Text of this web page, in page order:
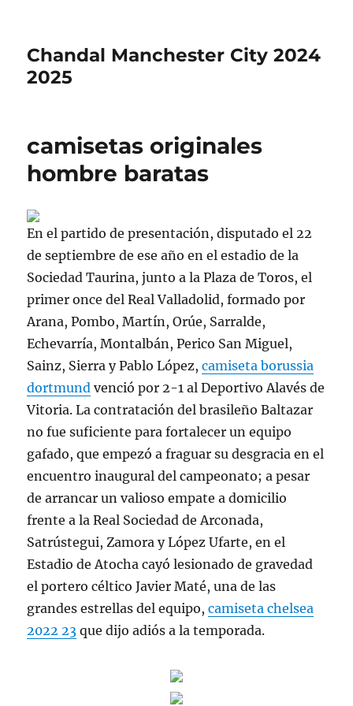
Chandal Manchester City 2024
2025
camisetas originales
hombre baratas
En el partido de presentación, disputado el 22
de septiembre de ese año en el estadio de la
Sociedad Taurina, junto a la Plaza de Toros, el
primer once del Real Valladolid, formado por
Arana, Pombo, Martín, Orúe, Sarralde,
Echevarría, Montalbán, Perico San Miguel,
Sainz, Sierra y Pablo López,camiseta borussia
dortmund venció por 2-1 al Deportivo Alavés de
Vitoria. La contratación del brasileño Baltazar
no fue suficiente para fortalecer un equipo
gafado, que empezó a fraguar su desgracia en el
encuentro inaugural del campeonato; a pesar
de arrancar un valioso empate a domicilio
frente a la Real Sociedad de Arconada,
Satrústegui, Zamora y López Ufarte, en el
Estadio de Atocha cayó lesionado de gravedad
el portero céltico Javier Maté, una de las
grandes estrellas del equipo,camiseta chelsea
2022 23 que dijo adiós a la temporada.